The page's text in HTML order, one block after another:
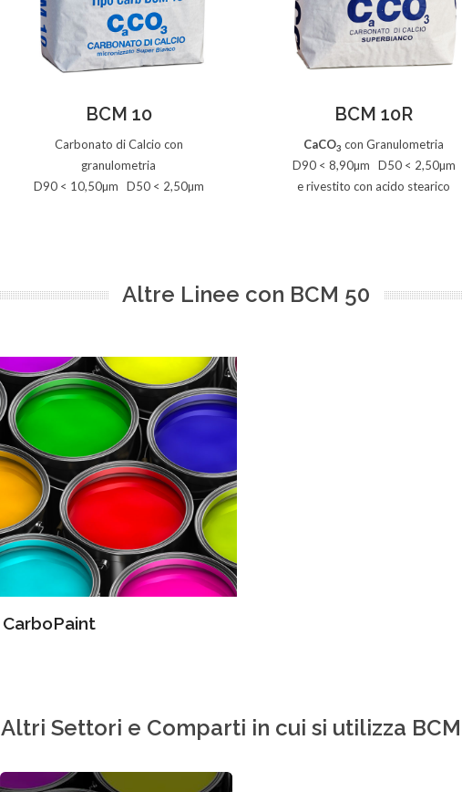
Vedi la Scheda
BCM 10
Carbonato di Calcio con
granulometria
D90 < 10,50µm D50 < 2,50µm
Vedi la Scheda
BCM 10R
CaCO3 con Granulometria
D90 < 8,90µm D50 < 2,50µm
e rivestito con acido stearico
Altre Linee con BCM 50
CarboPaint
Altri Settori e Comparti in cui si utilizza